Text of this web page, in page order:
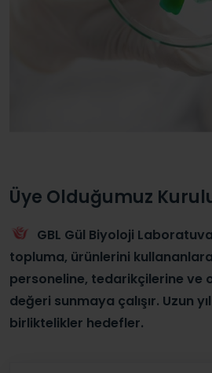
Üye Olduğumuz
GBL Gül Biyoloji
topluma, ürünlerini
personeline, tedarikçilerine ve
değeri sunmaya çalışır. Uzun
birliktelikler hedefler.